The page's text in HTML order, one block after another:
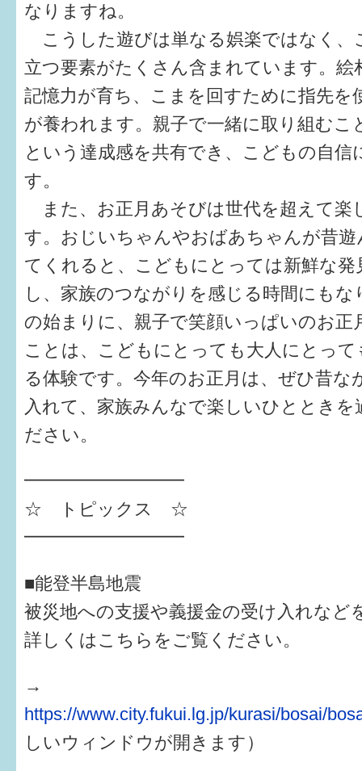
なりますね。
こうした遊びは単なる娯楽ではなく、
立つ要素がたくさん含まれています。絵
記憶力が育ち、こまを回すために指先を
が養われます。親子で一緒に取り組むこ
という達成感を共有でき、こどもの自信
す。
また、お正月あそびは世代を超えて楽
す。おじいちゃんやおばあちゃんが昔遊
てくれると、こどもにとっては新鮮な発
し、家族のつながりを感じる時間にもな
の始まりに、親子で笑顔いっぱいのお正
ことは、こどもにとっても大人にとっ
る体験です。今年のお正月は、ぜひ昔な
入れて、家族みんなで楽しいひととき
ださい。
━━━━━━━━━
☆ トピックス ☆
━━━━━━━━━
■能登半島地震
被災地への支援や義援金の受け入れなど
詳しくはこちらをご覧ください。
→
https://www.city.fukui.lg.jp/kurasi/bosai/
しいウィンドウが開きます）
出産〜3か月
3か月〜6か月
6か月〜1歳
1歳〜3歳
3歳〜就学前
就学後〜
子育てマップ
イベントレポート
なるほどコラム
メールマガジン
はぐくむ.net相談コーナー
子育て情報誌「ほっと」
福井市図書館オススメの本
お出かけ情報
パパもママも子育て
ワンポイント英会話